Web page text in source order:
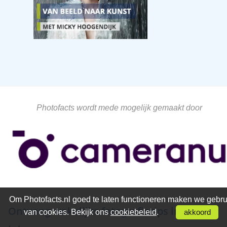
Photofacts wordt mede mogelijk gemaakt door
Ontvang wekelijks fotografietips in je
Om Photofacts.nl goed te laten functioneren maken we
van cookies. Bekijk ons cookiebeleid. akkoord